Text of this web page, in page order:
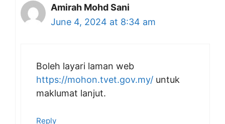
Amirah Mohd Sani
June 4, 2024 at 8:34 am
Boleh layari laman web
https://mohon.tvet.gov.my/ untuk
maklumat lanjut.
Reply